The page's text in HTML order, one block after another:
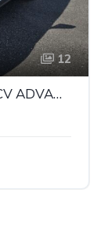
12
Volkswagen TROC 1.5 tsi DSG 150 CV ADVANCE